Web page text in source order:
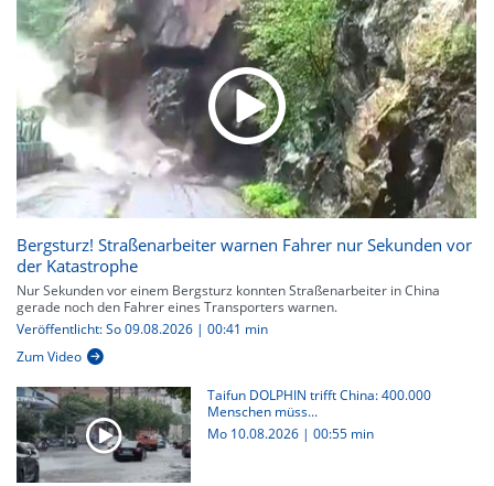
Bergsturz! Straßenarbeiter warnen Fahrer nur Sekunden vor
der Katastrophe
Nur Sekunden vor einem Bergsturz konnten Straßenarbeiter in China
gerade noch den Fahrer eines Transporters warnen.
Veröffentlicht: So 09.08.2026 | 00:41 min
Zum Video
Taifun DOLPHIN trifft China: 400.000
Menschen müss...
Mo 10.08.2026 | 00:55 min